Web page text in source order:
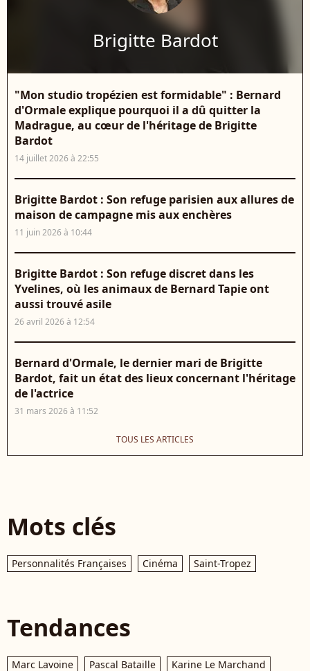
Brigitte Bardot
"Mon studio tropézien est formidable" : Bernard
d'Ormale explique pourquoi il a dû quitter la
Madrague, au cœur de l'héritage de Brigitte
Bardot
14 juillet 2026 à 22:55
Brigitte Bardot : Son refuge parisien aux allures de
maison de campagne mis aux enchères
11 juin 2026 à 10:44
Brigitte Bardot : Son refuge discret dans les
Yvelines, où les animaux de Bernard Tapie ont
aussi trouvé asile
26 avril 2026 à 12:54
Bernard d'Ormale, le dernier mari de Brigitte
Bardot, fait un état des lieux concernant l'héritage
de l'actrice
31 mars 2026 à 11:52
TOUS LES ARTICLES
Mots clés
Personnalités Françaises Cinéma Saint-Tropez
Tendances
Marc Lavoine Pascal Bataille
Karine Le Marchand